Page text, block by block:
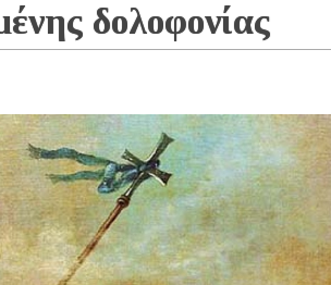
δολοφονίας